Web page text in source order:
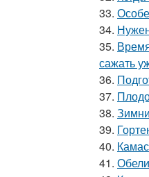
33.
34.
35.
сажать
36.
37.
38.
39.
40.
41.